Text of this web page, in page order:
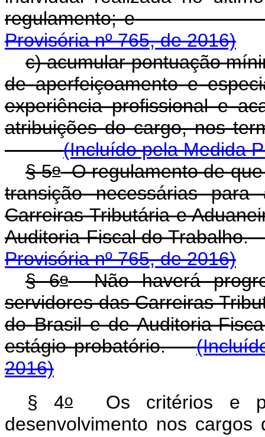
Provisória nº 765, de 2016)
c) acumular pontuação
de aperfeiçoamento e
experiência profissional e
atribuições do cargo, nos
(Incluído pela Medida
§ 5oO regulamento de
transição necessárias
Carreiras Tributária e
Auditoria-Fiscal do
Provisória nº 765, de 2016)
§ 6oNão haverá
servidores das Carreiras
do Brasil e de Auditoria-
estágio probatório.
2016)
§ 4oOs critérios e
desenvolvimento nos